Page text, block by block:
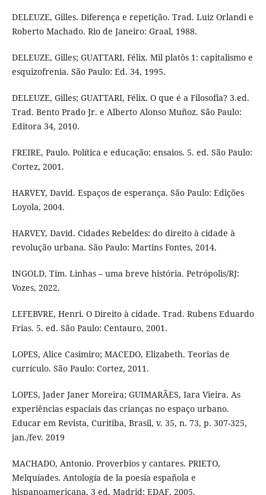
DELEUZE, Gilles. Diferença e repetição. Trad. Luiz Orlandi e
Roberto Machado. Rio de Janeiro: Graal, 1988.
DELEUZE, Gilles; GUATTARI, Félix. Mil platôs 1: capitalismo e
esquizofrenia. São Paulo: Ed. 34, 1995.
DELEUZE, Gilles; GUATTARI, Félix. O que é a Filosofia? 3.ed.
Trad. Bento Prado Jr. e Alberto Alonso Muñoz. São Paulo:
Editora 34, 2010.
FREIRE, Paulo. Política e educação: ensaios. 5. ed. São Paulo:
Cortez, 2001.
HARVEY, David. Espaços de esperança. São Paulo: Edições
Loyola, 2004.
HARVEY, David. Cidades Rebeldes: do direito à cidade à
revolução urbana. São Paulo: Martins Fontes, 2014.
INGOLD, Tim. Linhas – uma breve história. Petrópolis/RJ:
Vozes, 2022.
LEFEBVRE, Henri. O Direito à cidade. Trad. Rubens Eduardo
Frias. 5. ed. São Paulo: Centauro, 2001.
LOPES, Alice Casimiro; MACEDO, Elizabeth. Teorias de
currículo. São Paulo: Cortez, 2011.
LOPES, Jader Janer Moreira; GUIMARÃES, Iara Vieira. As
experiências espaciais das crianças no espaço urbano.
Educar em Revista, Curitiba, Brasil, v. 35, n. 73, p. 307-325,
jan./fev. 2019
MACHADO, Antonio. Proverbios y cantares. PRIETO,
Melquíades. Antología de la poesía española e
hispanoamericana. 3 ed. Madrid: EDAF, 2005.